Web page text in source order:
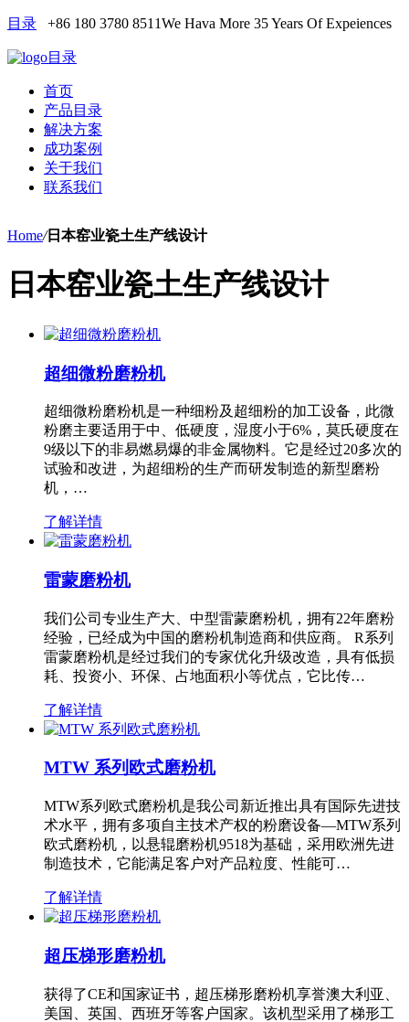
目录 +86 180 3780 8511We Hava More 35 Years Of Expeiences
目录
首页
产品目录
解决方案
成功案例
关于我们
联系我们
Home/日本窑业瓷土生产线设计
日本窑业瓷土生产线设计
超细微粉磨粉机
超细微粉磨粉机是一种细粉及超细粉的加工设备，此微
粉磨主要适用于中、低硬度，湿度小于6%，莫氏硬度在
9级以下的非易燃易爆的非金属物料。它是经过20多次的
试验和改进，为超细粉的生产而研发制造的新型磨粉
机，…
了解详情
雷蒙磨粉机
我们公司专业生产大、中型雷蒙磨粉机，拥有22年磨粉
经验，已经成为中国的磨粉机制造商和供应商。 R系列
雷蒙磨粉机是经过我们的专家优化升级改造，具有低损
耗、投资小、环保、占地面积小等优点，它比传…
了解详情
MTW 系列欧式磨粉机
MTW系列欧式磨粉机是我公司新近推出具有国际先进技
术水平，拥有多项自主技术产权的粉磨设备—MTW系列
欧式磨粉机，以悬辊磨粉机9518为基础，采用欧洲先进
制造技术，它能满足客户对产品粒度、性能可…
了解详情
超压梯形磨粉机
获得了CE和国家证书，超压梯形磨粉机享誉澳大利亚、
美国、英国、西班牙等客户国家。该机型采用了梯形工